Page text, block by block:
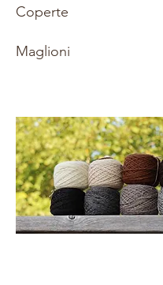
Coperte
Maglioni